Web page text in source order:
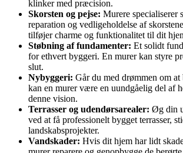
klinker med præcision.
Skorsten og pejse: Murere specialiserer
reparation og vedligeholdelse af
tilføjer charme og funktionalitet til dit
Støbning af fundamenter: Et solidt
for ethvert byggeri. En murer kan styre
slut.
Nybyggeri: Går du med drømmen om
kan en murer være en uundgåelig del af
denne vision.
Terrasser og udendørsarealer: Øg din
ved at få professionelt bygget terrasser,
landskabsprojekter.
Vandskader: Hvis dit hjem har lidt